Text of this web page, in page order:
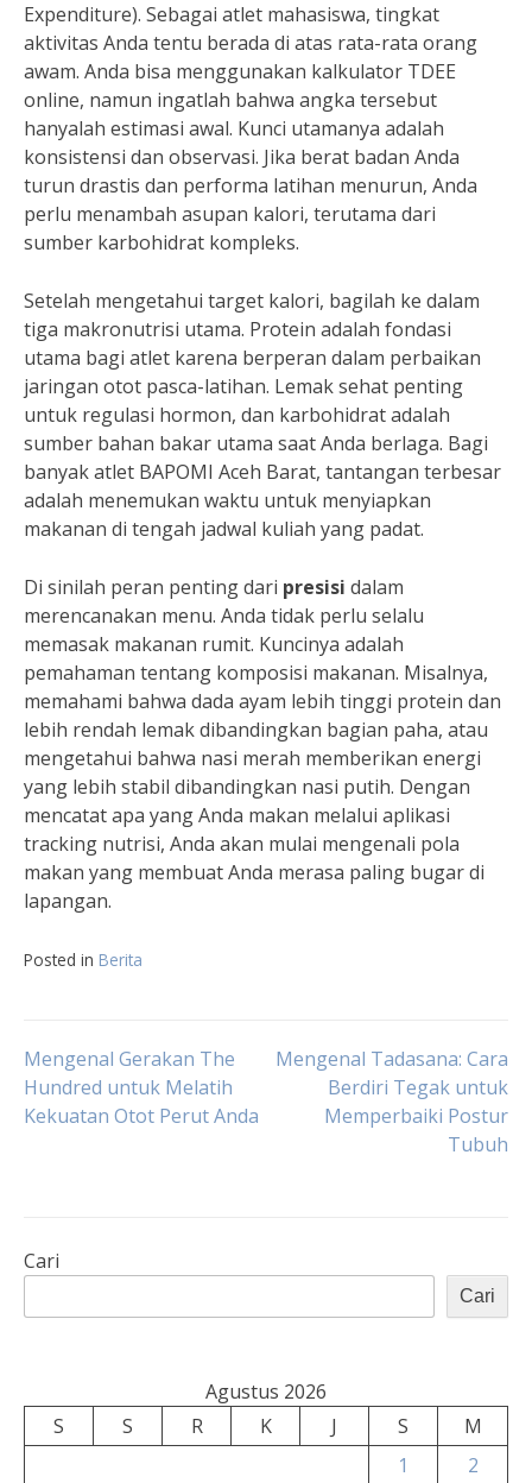
Expenditure). Sebagai atlet mahasiswa, tingkat
aktivitas Anda tentu berada di atas rata-rata orang
awam. Anda bisa menggunakan kalkulator TDEE
online, namun ingatlah bahwa angka tersebut
hanyalah estimasi awal. Kunci utamanya adalah
konsistensi dan observasi. Jika berat badan Anda
turun drastis dan performa latihan menurun, Anda
perlu menambah asupan kalori, terutama dari
sumber karbohidrat kompleks.
Setelah mengetahui target kalori, bagilah ke dalam
tiga makronutrisi utama. Protein adalah fondasi
utama bagi atlet karena berperan dalam perbaikan
jaringan otot pasca-latihan. Lemak sehat penting
untuk regulasi hormon, dan karbohidrat adalah
sumber bahan bakar utama saat Anda berlaga. Bagi
banyak atlet BAPOMI Aceh Barat, tantangan terbesar
adalah menemukan waktu untuk menyiapkan
makanan di tengah jadwal kuliah yang padat.
Di sinilah peran penting dari presisi dalam
merencanakan menu. Anda tidak perlu selalu
memasak makanan rumit. Kuncinya adalah
pemahaman tentang komposisi makanan. Misalnya,
memahami bahwa dada ayam lebih tinggi protein dan
lebih rendah lemak dibandingkan bagian paha, atau
mengetahui bahwa nasi merah memberikan energi
yang lebih stabil dibandingkan nasi putih. Dengan
mencatat apa yang Anda makan melalui aplikasi
tracking nutrisi, Anda akan mulai mengenali pola
makan yang membuat Anda merasa paling bugar di
lapangan.
Posted in Berita
Navigasi
pos
Mengenal Gerakan The
Hundred untuk Melatih
Kekuatan Otot Perut Anda
Mengenal Tadasana: Cara
Berdiri Tegak untuk
Memperbaiki Postur
Tubuh
Cari
Cari
Agustus 2026
S
S R K J S
M
1
2